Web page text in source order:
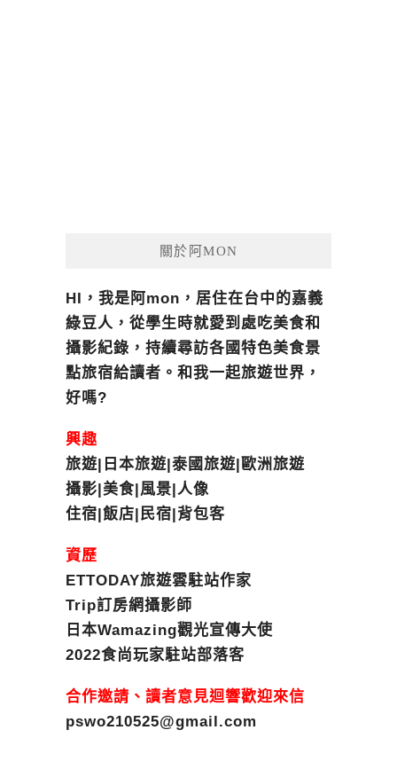
關於阿MON
HI，我是阿mon，居住在台中的嘉義
綠豆人，從學生時就愛到處吃美食和
攝影紀錄，持續尋訪各國特色美食景
點旅宿給讀者。和我一起旅遊世界，
好嗎?
興趣
旅遊|日本旅遊|泰國旅遊|歐洲旅遊
攝影|美食|風景|人像
住宿|飯店|民宿|背包客
資歷
ETTODAY旅遊雲駐站作家
Trip訂房網攝影師
日本Wamazing觀光宣傳大使
2022食尚玩家駐站部落客
合作邀請、讀者意見迴響歡迎來信
pswo210525@gmail.com